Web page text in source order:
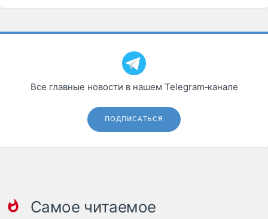
Все главные новости в нашем Telegram‑канале
ПОДПИСАТЬСЯ
Самое читаемое